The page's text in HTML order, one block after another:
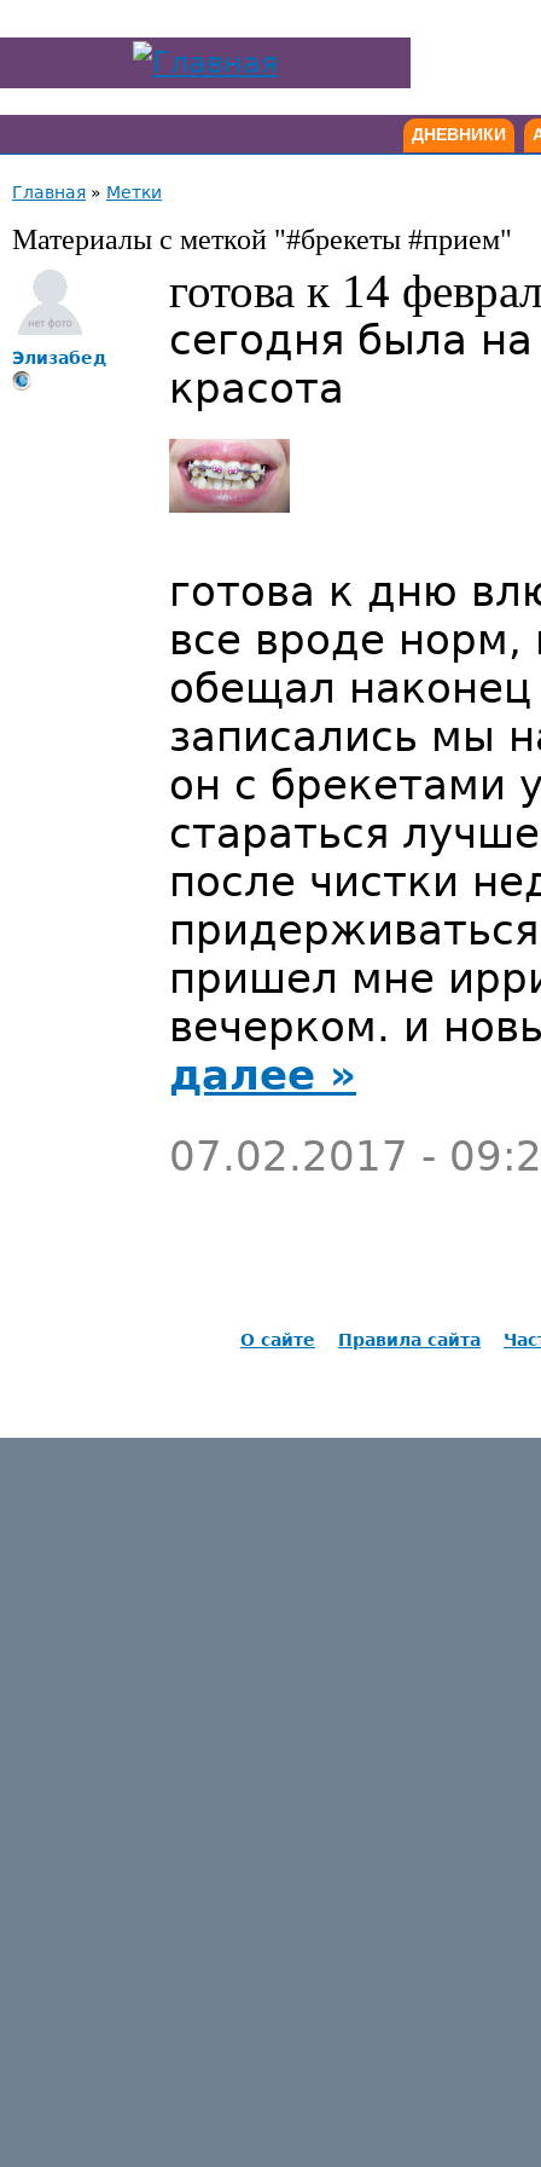
ДНЕВНИКИ
Главная » Метки
Материалы с меткой "#брекеты #прием"
Элизабед
готова к 14
сегодня была
красота
готова к дню
все вроде
обещал
записались мы
он с брекетами
стараться
после чистки
пришел мне
вечерком. и
далее »
07.02.2017 -
О сайте Правила сайта